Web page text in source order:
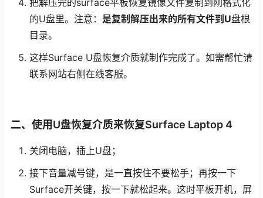
把解压完的surface平板恢复镜像文件复制到刚格式化
的U盘里。注意： 是复制解压出来的所有文件到U盘根
目录。
这样Surface U盘恢复介质就制作完成了。如需帮忙请
联系网站右侧在线客服。
二、使用U盘恢复介质来恢复Surface Laptop 4
关闭电脑，插上U盘；
接下音量减号键，是一直按住不要松手；再按一下
Surface开关键，按一下就松起来。这时平板开机，屏